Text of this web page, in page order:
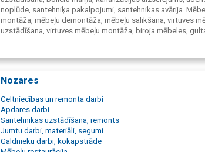
noplūde, santehniķa pakalpojumi, santehnikas avārija.
montāža, mēbeļu demontāža, mēbeļu salikšana, virtuves
uzstādīšana, virtuves mēbeļu montāža, biroja mēbeles,
montāža, skapja montāža, plauktu uzstādīšana, galda
slēdzenes maiņa, durvju remonts. Veļas automāta
darbi, elektriķis, elektriķa pakalpojumi, tapešu līmēšana,
Liepājā. Zāles pļaušana, teritorijas uzkopšana, āra darbi,
Nozares
Celtniecības un remonta darbi
Apdares darbi
Santehnikas uzstādīšana, remonts
Jumtu darbi, materiāli, segumi
Galdnieku darbi, kokapstrāde